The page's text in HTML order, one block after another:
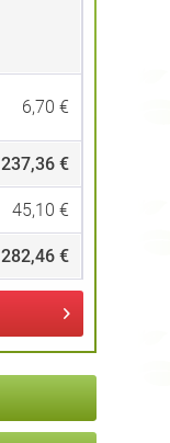
6,70 €
237,36 €
45,10 €
282,46 €